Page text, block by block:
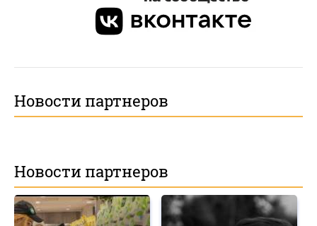
Новости партнеров
Новости партнеров